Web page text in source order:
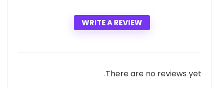
WRITE A REVIEW
There are no reviews yet.